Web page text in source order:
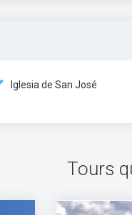
Iglesia de San José
Tours